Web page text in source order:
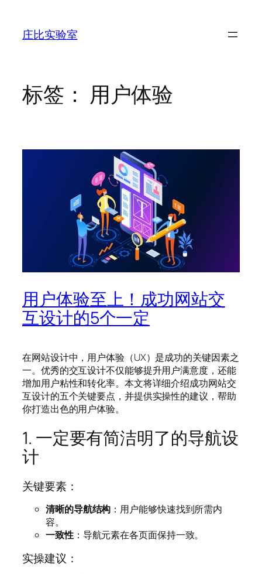
庄比实验室
标签： 用户体验
用户体验至上！成功网站交
互设计的5个一定
在网站设计中，用户体验（UX）是成功的关键因素之
一。优秀的交互设计不仅能够提升用户满意度，还能
增加用户粘性和转化率。本文将详细介绍成功网站交
互设计的五个关键要点，并提供实操性的建议，帮助
你打造出色的用户体验。
1. 一定要有简洁明了的导航设
计
关键要素：
清晰的导航结构 ：用户能够快速找到所需内
容。
一致性：导航元素在各页面保持一致。
实操建议：